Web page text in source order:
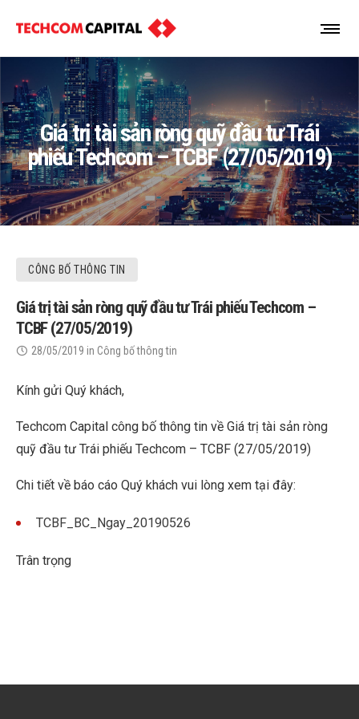
Giá trị tài sản ròng quỹ đầu tư Trái
phiếu Techcom – TCBF (27/05/2019)
CÔNG BỐ THÔNG TIN
Giá trị tài sản ròng quỹ đầu tư Trái phiếu Techcom –
TCBF (27/05/2019)
28/05/2019 in Công bố thông tin
Kính gửi Quý khách,
Techcom Capital công bố thông tin về Giá trị tài sản ròng
quỹ đầu tư Trái phiếu Techcom – TCBF (27/05/2019)
Chi tiết về báo cáo Quý khách vui lòng xem tại đây:
TCBF_BC_Ngay_20190526
Trân trọng